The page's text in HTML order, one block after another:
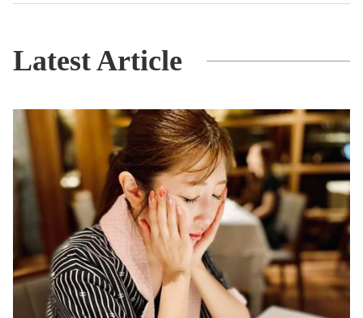
Latest Article